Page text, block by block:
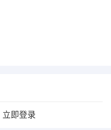
立即登录